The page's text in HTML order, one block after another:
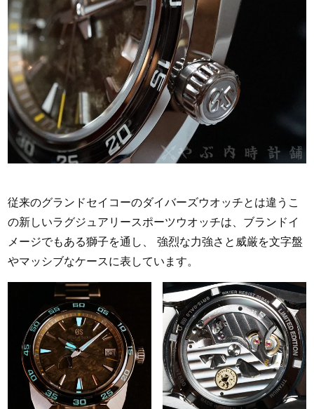
従来のグランドセイコーのダイバーズウオッチとは違うこ
の新しいラグジュアリースポーツウオッチは、ブランドイ
メージでもある獅子を通し、 強烈な力強さと威厳を文字盤
やマッシブなケースに表しています。